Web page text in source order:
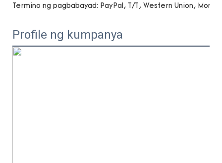
Termino ng pagbabayad: PayPal, T/T, Western Union,
Profile ng kumpanya